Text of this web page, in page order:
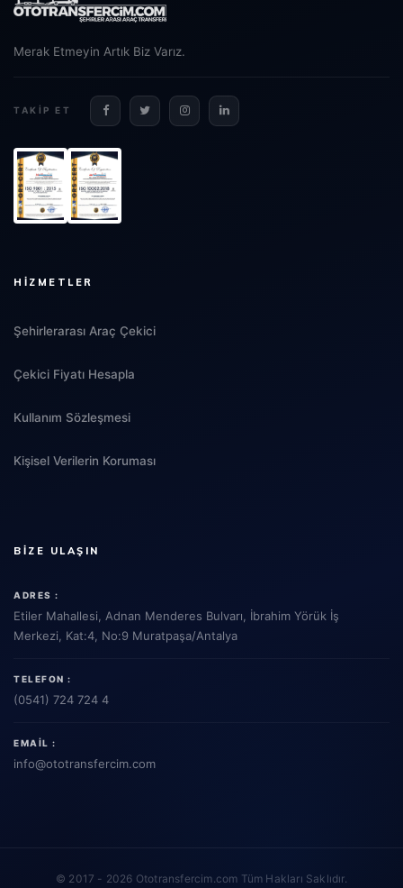
Merak Etmeyin Artık Biz Varız.
TAKIP ET
HIZMETLER
Şehirlerarası Araç Çekici
Çekici Fiyatı Hesapla
Kullanım Sözleşmesi
Kişisel Verilerin Koruması
BIZE ULAŞIN
ADRES :
Etiler Mahallesi, Adnan Menderes Bulvarı, İbrahim Yörük İş
Merkezi, Kat:4, No:9 Muratpaşa/Antalya
TELEFON :
(0541) 724 724 4
EMAIL :
info@ototransfercim.com
© 2017 - 2026 Ototransfercim.com Tüm Hakları Saklıdır.